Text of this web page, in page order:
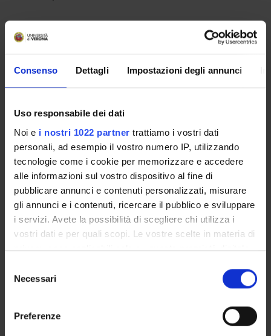
Consenso Dettagli Impostazioni degli annunci
Uso responsabile dei dati
Noi e i nostri 1022 partner trattiamo i vostri dati
personali, ad esempio il vostro numero IP, utilizzando
tecnologie come i cookie per memorizzare e accedere
alle informazioni sul vostro dispositivo al fine di
pubblicare annunci e contenuti personalizzati, misurare
gli annunci e i contenuti, ricercare il pubblico e sviluppare
i servizi. Avete la possibilità di scegliere chi utilizza i
vostri dati e per quali scopi. Le vostre scelte in materia di
privacy sono applicabili solo su questa proprietà digitale
modificare o revocare il proprio consenso in qualsiasi
momento dalla Dichiarazione sui cookie o facendo clic
delNecessari
Preferenze
Overview
Enrolment Policy
Lesson timetable
Degree Programme
Exam calendar
Notices
Thesis and internship proposals
Governing bodies
Faculty staff
COURSES
TRAINING